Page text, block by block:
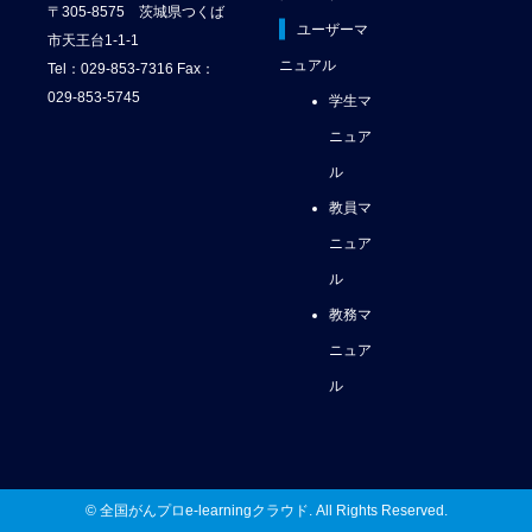
〒305-8575 茨城県つくば
市天王台1-1-1
Tel：029-853-7316 Fax：
029-853-5745
ユーザーマ
ニュアル
学生マ
ニュア
ル
教員マ
ニュア
ル
教務マ
ニュア
ル
© 全国がんプロe-learningクラウド. All Rights Reserved.